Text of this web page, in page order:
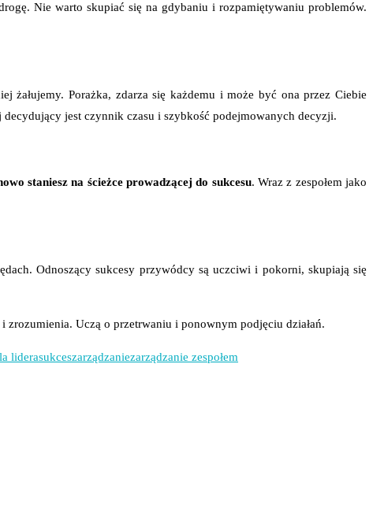
Nie warto skupiać się na gdybaniu i rozpamiętywaniu problemów.
żałujemy. Porażka, zdarza się każdemu i może być ona przez Ciebie
jest czynnik czasu i szybkość podejmowanych decyzji.
staniesz na ścieżce prowadzącej do sukcesu.Wraz z zespołem jako
Odnoszący sukcesy przywódcy są uczciwi i pokorni, skupiają się
i zrozumienia. Uczą o przetrwaniu i ponownym podjęciu działań.
liderasukceszarządzaniezarządzanie zespołem